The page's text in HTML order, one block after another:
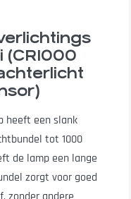
heeft een slank
tot 1000
de lamp een lange
zorgt voor goed